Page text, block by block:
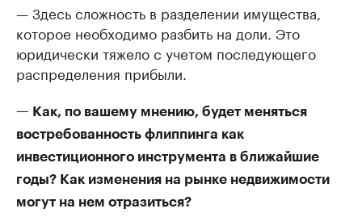
— Здесь сложность в разделении имущества,
которое необходимо разбить на доли. Это
юридически тяжело с учетом последующего
распределения прибыли.
— Как, по вашему мнению, будет меняться
востребованность флиппинга как
инвестиционного инструмента в ближайшие
годы? Как изменения на рынке недвижимости
могут на нем отразиться?